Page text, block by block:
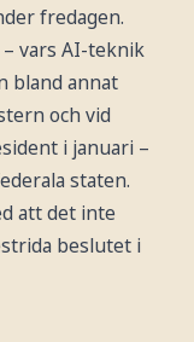
fredagen.
vars AI-teknik
bland annat
och vid
i januari –
staten.
att det inte
beslutet i